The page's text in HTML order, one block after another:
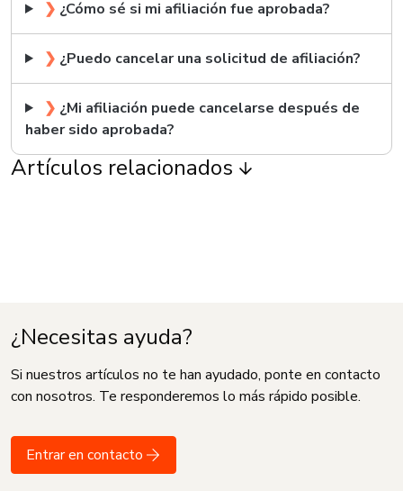
❯ ¿Cómo sé si mi afiliación fue aprobada?
❯ ¿Puedo cancelar una solicitud de afiliación?
❯ ¿Mi afiliación puede cancelarse después de
haber sido aprobada?
Artículos relacionados
¿Necesitas ayuda?
Si nuestros artículos no te han ayudado, ponte en contacto
con nosotros. Te responderemos lo más rápido posible.
Entrar en contacto